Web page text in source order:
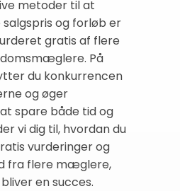
metoder til at
og forløb er
gratis af flere
På
du konkurrencen
og øger
spare både tid og
vi dig til, hvordan du
vurderinger og
fra flere mæglere,
en succes.